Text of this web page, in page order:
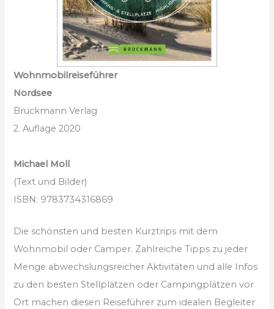
Wohnmobilreiseführer
Nordsee
Bruckmann Verlag
2. Auflage 2020
Michael Moll
(Text und Bilder)
ISBN: 9783734316869
Die schönsten und besten Kurztrips mit dem
Wohnmobil oder Camper. Zahlreiche Tipps zu jeder
Menge abwechslungsreicher Aktivitäten und alle Infos
zu den besten Stellplätzen oder Campingplätzen vor
Ort machen diesen Reiseführer zum idealen Begleiter